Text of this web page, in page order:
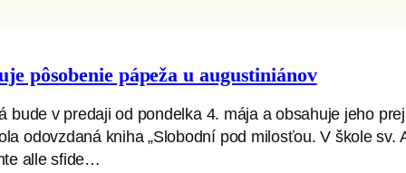
pôsobenie pápeža u augustiniánov
bude v predaji od pondelka 4. mája a obsahuje jeho
odovzdaná kniha „Slobodní pod milosťou. V škole sv.
alle sfide…